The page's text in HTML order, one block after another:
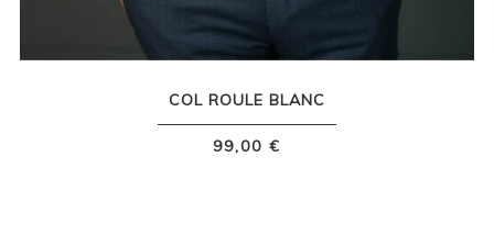
COL ROULE BLANC
99,00 €